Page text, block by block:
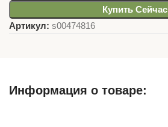
Купить Сейчас
Артикул: s00474816
Информация о товаре: